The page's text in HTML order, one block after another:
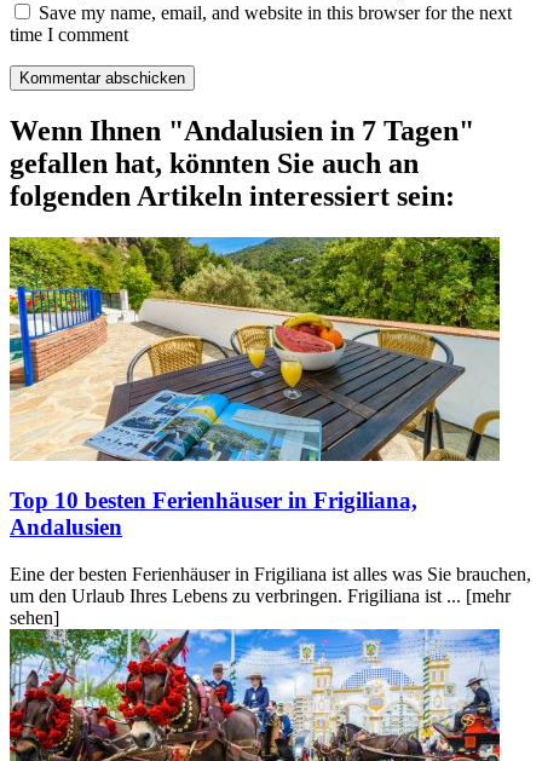
Save my name, email, and website in this browser for the next
time I comment
Wenn Ihnen "Andalusien in 7 Tagen"
gefallen hat, könnten Sie auch an
folgenden Artikeln interessiert sein:
Top 10 besten Ferienhäuser in Frigiliana,
Andalusien
Eine der besten Ferienhäuser in Frigiliana ist alles was Sie brauchen,
um den Urlaub Ihres Lebens zu verbringen. Frigiliana ist ... [mehr
sehen]